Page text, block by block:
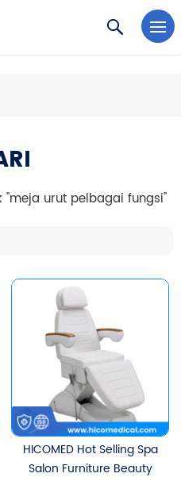
us/microsoft-teams/log-in
"meja urut pelbagai fungsi"
HICOMED Hot Selling Spa
Salon Furniture Beauty